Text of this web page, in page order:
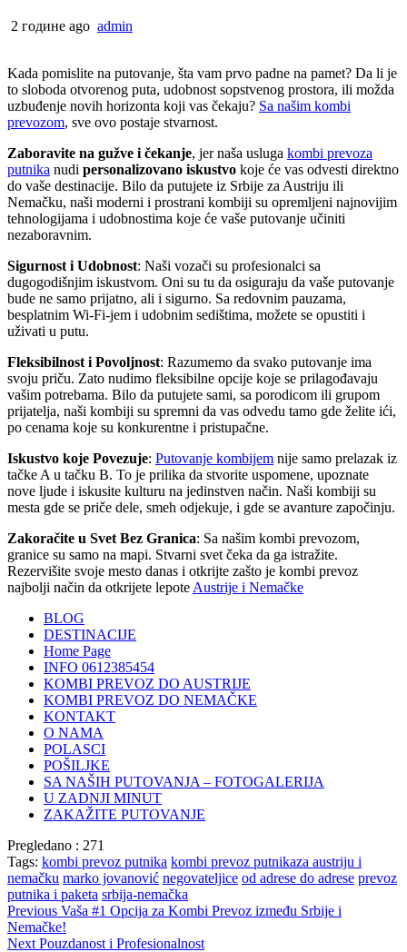
2 године ago admin
Kada pomislite na putovanje, šta vam prvo padne na pamet? Da li je
to sloboda otvorenog puta, udobnost sopstvenog prostora, ili možda
uzbuđenje novih horizonta koji vas čekaju? Sa našim kombi
prevozom, sve ovo postaje stvarnost.
Zaboravite na gužve i čekanje, jer naša usluga kombi prevoza
putnika nudi personalizovano iskustvo koje će vas odvesti direktno
do vaše destinacije. Bilo da putujete iz Srbije za Austriju ili
Nemačku, naši moderni i prostrani kombiji su opremljeni najnovijim
tehnologijama i udobnostima koje će vaše putovanje učiniti
nezaboravnim.
Sigurnost i Udobnost: Naši vozači su profesionalci sa
dugogodišnjim iskustvom. Oni su tu da osiguraju da vaše putovanje
bude ne samo prijatno, ali i sigurno. Sa redovnim pauzama,
besplatnim Wi-Fi-jem i udobnim sedištima, možete se opustiti i
uživati u putu.
Fleksibilnost i Povoljnost: Razumemo da svako putovanje ima
svoju priču. Zato nudimo fleksibilne opcije koje se prilagođavaju
vašim potrebama. Bilo da putujete sami, sa porodicom ili grupom
prijatelja, naši kombiji su spremni da vas odvedu tamo gde želite ići,
po cenama koje su konkurentne i pristupačne.
Iskustvo koje Povezuje: Putovanje kombijem nije samo prelazak iz
tačke A u tačku B. To je prilika da stvorite uspomene, upoznate
nove ljude i iskusite kulturu na jedinstven način. Naši kombiji su
mesta gde se priče dele, smeh odjekuje, i gde se avanture započinju.
Zakoračite u Svet Bez Granica: Sa našim kombi prevozom,
granice su samo na mapi. Stvarni svet čeka da ga istražite.
Rezervišite svoje mesto danas i otkrijte zašto je kombi prevoz
najbolji način da otkrijete lepote Austrije i Nemačke
BLOG
DESTINACIJE
Home Page
INFO 0612385454
KOMBI PREVOZ DO AUSTRIJE
KOMBI PREVOZ DO NEMAČKE
KONTAKT
O NAMA
POLASCI
POŠILJKE
SA NAŠIH PUTOVANJA – FOTOGALERIJA
U ZADNJI MINUT
ZAKAŽITE PUTOVANJE
Pregledano : 271
Tags: kombi prevoz putnika kombi prevoz putnikaza austriju i
nemačku marko jovanović negovateljice od adrese do adrese prevoz
putnika i paketa srbija-nemačka
Post
navigation
Previous Vaša #1 Opcija za Kombi Prevoz između Srbije i
Nemačke!
Next Pouzdanost i Profesionalnost